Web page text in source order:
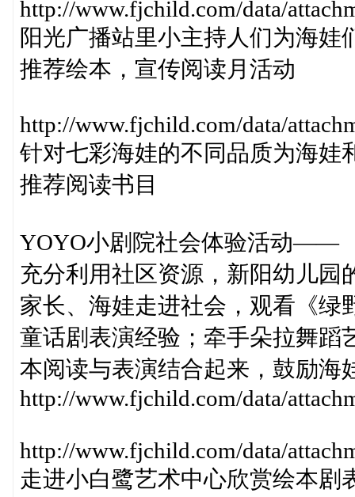
http://www.fjchild.com/data/
阳光广播站里小主持人们为海娃
推荐绘本，宣传阅读月活动
http://www.fjchild.com/data/
针对七彩海娃的不同品质为海娃
推荐阅读书目
YOYO小剧院社会体验活动——
充分利用社区资源，新阳幼儿
家长、海娃走进社会，观看《绿
童话剧表演经验；牵手朵拉舞蹈
本阅读与表演结合起来，鼓励海
http://www.fjchild.com/data/
http://www.fjchild.com/data/
走进小白鹭艺术中心欣赏绘本剧